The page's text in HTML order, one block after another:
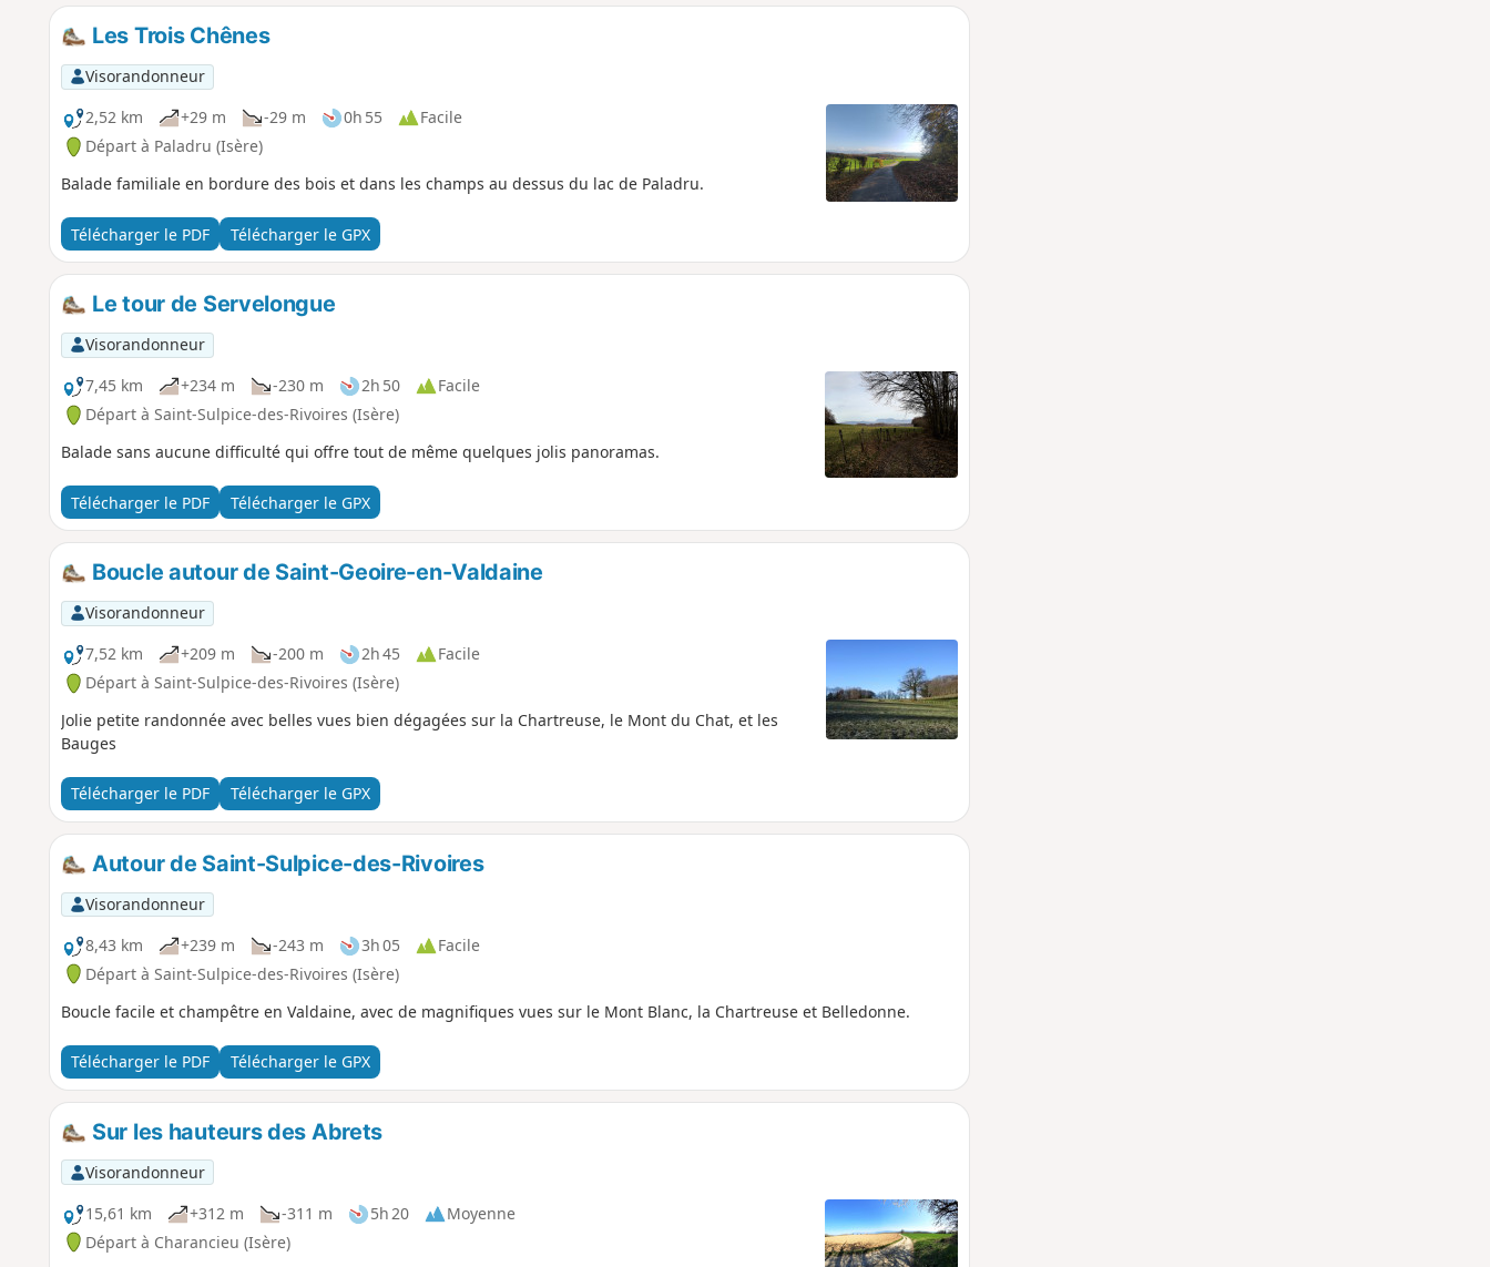
Les Trois Chênes
Visorandonneur
2,52 km
+29 m -29 m 0h 55
Facile
Départ à Paladru (Isère)
Balade familiale en bordure des bois et dans les champs au dessus du lac de Paladru.
Télécharger le PDF Télécharger le GPX
Le tour de Servelongue
Visorandonneur
7,45 km
+234 m -230 m 2h 50
Facile
Départ à Saint-Sulpice-des-Rivoires (Isère)
Balade sans aucune difficulté qui offre tout de même quelques jolis panoramas.
Télécharger le PDF Télécharger le GPX
Boucle autour de Saint-Geoire-en-Valdaine
Visorandonneur
7,52 km
+209 m -200 m 2h 45
Facile
Départ à Saint-Sulpice-des-Rivoires (Isère)
Jolie petite randonnée avec belles vues bien dégagées sur la Chartreuse, le Mont du Chat, et les
Bauges
Télécharger le PDF Télécharger le GPX
Autour de Saint-Sulpice-des-Rivoires
Visorandonneur
8,43 km
+239 m -243 m 3h 05
Facile
Départ à Saint-Sulpice-des-Rivoires (Isère)
Boucle facile et champêtre en Valdaine, avec de magnifiques vues sur le Mont Blanc, la Chartreuse et Belledonne.
Télécharger le PDF Télécharger le GPX
Sur les hauteurs des Abrets
Visorandonneur
15,61 km
+312 m -311 m 5h 20
Moyenne
Départ à Charancieu (Isère)